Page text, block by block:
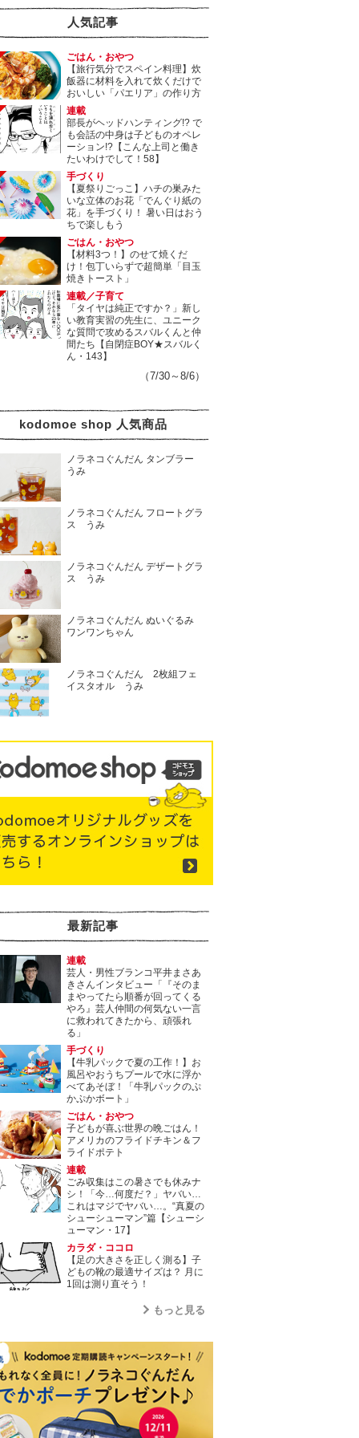
人気記事
ごはん・おやつ
【旅行気分でスペイン料理】炊
飯器に材料を入れて炊くだけで
おいしい「パエリア」の作り方
連載
部長がヘッドハンティング!? で
も会話の中身は子どものオペレ
ーション!?【こんな上司と働き
たいわけでして！58】
手づくり
【夏祭りごっこ】ハチの巣みた
いな立体のお花「でんぐり紙の
花」を手づくり！ 暑い日はおう
ちで楽しもう
ごはん・おやつ
【材料3つ！】のせて焼くだ
け！包丁いらずで超簡単「目玉
焼きトースト」
連載／子育て
「タイヤは純正ですか？」新し
い教育実習の先生に、ユニーク
な質問で攻めるスバルくんと仲
間たち【自閉症BOY★スバルく
ん・143】
（7/30～8/6）
kodomoe shop 人気商品
ノラネコぐんだん タンブラー
うみ
ノラネコぐんだん フロートグラ
ス うみ
ノラネコぐんだん デザートグラ
ス うみ
ノラネコぐんだん ぬいぐるみ
ワンワンちゃん
ノラネコぐんだん 2枚組フェ
イスタオル うみ
最新記事
連載
芸人・男性ブランコ平井まさあ
きさんインタビュー「『そのま
まやってたら順番が回ってくる
やろ』芸人仲間の何気ない一言
に救われてきたから、頑張れ
る」
手づくり
【牛乳パックで夏の工作！】お
風呂やおうちプールで水に浮か
べてあそぼ！「牛乳パックのぷ
かぷかボート」
ごはん・おやつ
子どもが喜ぶ世界の晩ごはん！
アメリカのフライドチキン＆フ
ライドポテト
連載
ごみ収集はこの暑さでも休みナ
シ！「今…何度だ？」ヤバい…
これはマジでヤバい…。“真夏の
シューシューマン”篇【シューシ
ューマン・17】
カラダ・ココロ
【足の大きさを正しく測る】子
どもの靴の最適サイズは？ 月に
1回は測り直そう！
もっと見る